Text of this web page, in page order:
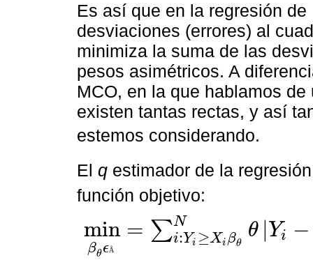
Es así que en la regresión
desviaciones (errores) al
minimiza la suma de las
pesos asimétricos. A
MCO, en la que hablamos
existen tantas rectas, y así
estemos considerando.
El q estimador de la
función objetivo:
min
βθ ϵÅ
= ∑N
i:Yi ≥Xi βθ
θ Yi −
minβθϵÅ ∑i:Y Xiβ θNθYi- Xiβ θ+∑ i:Y Xiβ N1 -θ i-Xiβ